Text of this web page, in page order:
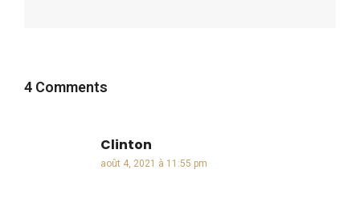
4 Comments
Clinton
août 4, 2021 à 11:55 pm